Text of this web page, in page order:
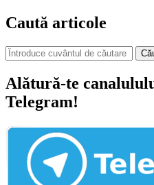
Caută articole
Alătură-te
Telegram!